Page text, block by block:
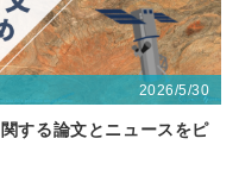
2026/5/30
する論文とニュースをピ